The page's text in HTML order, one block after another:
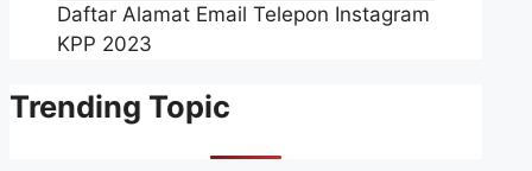
Daftar Alamat Email Telepon Instagram
KPP 2023
Trending Topic